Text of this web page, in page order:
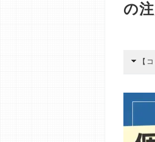
の
【
編集
>提携